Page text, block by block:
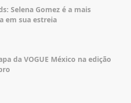
Selena Gomez é a mais
em sua estreia
da VOGUE México na edição